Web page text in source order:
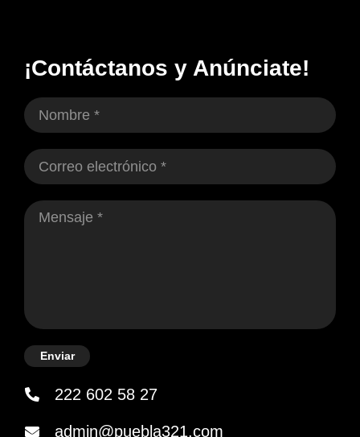
¡Contáctanos y Anúnciate!
Enviar
222 602 58 27
admin@puebla321.com